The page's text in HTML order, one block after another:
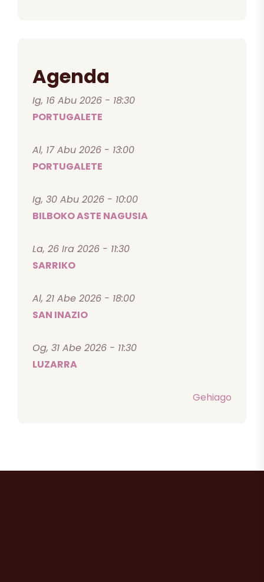
Agenda
Ig, 16 Abu 2026 - 18:30
PORTUGALETE
Al, 17 Abu 2026 - 13:00
PORTUGALETE
Ig, 30 Abu 2026 - 10:00
BILBOKO ASTE NAGUSIA
La, 26 Ira 2026 - 11:30
SARRIKO
Al, 21 Abe 2026 - 18:00
SAN INAZIO
Og, 31 Abe 2026 - 11:30
LUZARRA
Gehiago